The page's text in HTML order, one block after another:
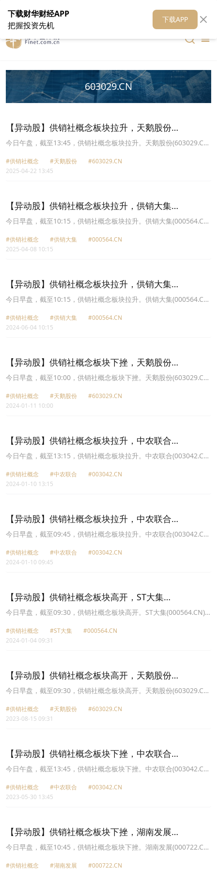
在线客服 关于我们 财华媒体矩阵 财华智库
603029.CN
【异动股】供销社概念板块拉升，天鹅股份
(603029.CN)涨10.02%
今日午盘，截至13:45，供销社概念板块拉升。天鹅股份(603029.CN)
南发展(000722.CN)涨6.04%报12.28元，中农立华(603970.CN)涨
4.36%报13.63元，供销大集(000564.CN)涨4.32%报2.9元，新力金
#供销社概念 #天鹅股份
#603029.CN
2025-04-22 13:45
【异动股】供销社概念板块拉升，供销大集
(000564.CN)涨10.04%
今日早盘，截至10:15，供销社概念板块拉升。供销大集(000564.CN)
农联合(003042.CN)涨10.01%报14.51元，中农立华(603970.CN)涨
10.01%报13.52元，浙农股份(002758.CN)涨10.00%报8.8元，辉隆
#供销社概念 #供销大集
#000564.CN
2025-04-08 10:15
【异动股】供销社概念板块拉升，供销大集
(000564.CN)涨9.95%
今日早盘，截至10:15，供销社概念板块拉升。供销大集(000564.CN)
联合(003042.CN)涨3.72%报13.95元，天禾股份(002999.CN)涨
2.33%报6.16元，新力金融(600318.CN)涨1.32%报6.15元，浙农股
#供销社概念 #供销大集
#000564.CN
2024-06-04 10:15
【异动股】供销社概念板块下挫，天鹅股份
(603029.CN)跌4.66%
今日早盘，截至10:00，供销社概念板块下挫。天鹅股份(603029.CN)
禾股份(002999.CN)跌2.99%报7.46元，ST大集(000564.CN)跌2.60%
报1.87元，中农立华(603970.CN)跌2.54%报15.76元，新力金融
#供销社概念 #天鹅股份
#603029.CN
2024-01-11 10:00
【异动股】供销社概念板块拉升，中农联合
(003042.CN)涨10.01%
今日午盘，截至13:15，供销社概念板块拉升。中农联合(003042.CN)
发展(000722.CN)涨2.85%报10.09元，天鹅股份(603029.CN)涨
2.52%报22.37元，中农立华(603970.CN)涨2.10%报16.02元，浙农
#供销社概念 #中农联合
#003042.CN
2024-01-10 13:15
【异动股】供销社概念板块拉升，中农联合
(003042.CN)涨10.01%
今日早盘，截至09:45，供销社概念板块拉升。中农联合(003042.CN)
大集(000564.CN)涨4.92%报1.92元，湖南发展(000722.CN)涨4.18%
报10.22元，浙农股份(002758.CN)涨3.45%报11.4元，中农立华
#供销社概念 #中农联合
#003042.CN
2024-01-10 09:45
【异动股】供销社概念板块高开，ST大集
(000564.CN)涨5.33%
今日早盘，截至09:30，供销社概念板块高开。ST大集(000564.CN)
资环(600217.CN)涨4.46%报4.68元，中农联合(003042.CN)涨2.39%
报19.73元，浙农股份(002758.CN)涨1.63%报10.58元，天禾股份
#供销社概念 #ST大集
#000564.CN
2024-01-04 09:31
【异动股】供销社概念板块高开，天鹅股份
(603029.CN)涨7.56%
今日早盘，截至09:30，供销社概念板块高开。天鹅股份(603029.CN)
农联合(003042.CN)涨4.34%报20.91元，天禾股份(002999.CN)涨
4.27%报7.81元，湖南发展(000722.CN)涨2.93%报11.94元，新力金
#供销社概念 #天鹅股份
#603029.CN
2023-08-15 09:31
【异动股】供销社概念板块下挫，中农联合
(003042.CN)跌4.03%
今日午盘，截至13:45，供销社概念板块下挫。中农联合(003042.CN)
鹅股份(603029.CN)跌3.49%报22.94元，天禾股份(002999.CN)跌
2.66%报7.67元，*ST新纺(002087.CN)跌2.50%报1.56元，亚钾国际
#供销社概念 #中农联合
#003042.CN
2023-05-30 13:45
【异动股】供销社概念板块下挫，湖南发展
(000722.CN)跌3.73%
今日早盘，截至10:45，供销社概念板块下挫。湖南发展(000722.CN)
农股份(002758.CN)跌2.81%报12.8元，天鹅股份(603029.CN)跌
#供销社概念 #湖南发展
#000722.CN
下载财华财经APP
把握投资先机
下载APP